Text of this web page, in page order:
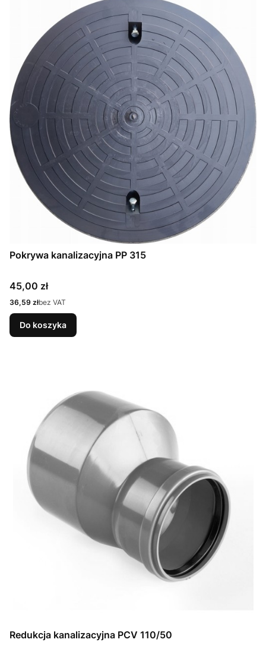
Pokrywa kanalizacyjna PP 315
Cena
45,00 zł
Cena
36,59 złbez VAT
Do koszyka
Redukcja kanalizacyjna PCV 110/50